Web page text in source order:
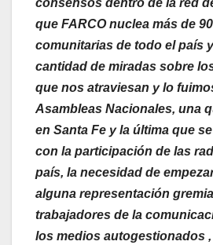
que FARCO nuclea más de
comunitarias de todo el país
cantidad de miradas sobre
que nos atraviesan y lo
Asambleas Nacionales, una
en Santa Fe y la última que
con la participación de las
país, la necesidad de
alguna representación
trabajadores de la
los medios autogestionados